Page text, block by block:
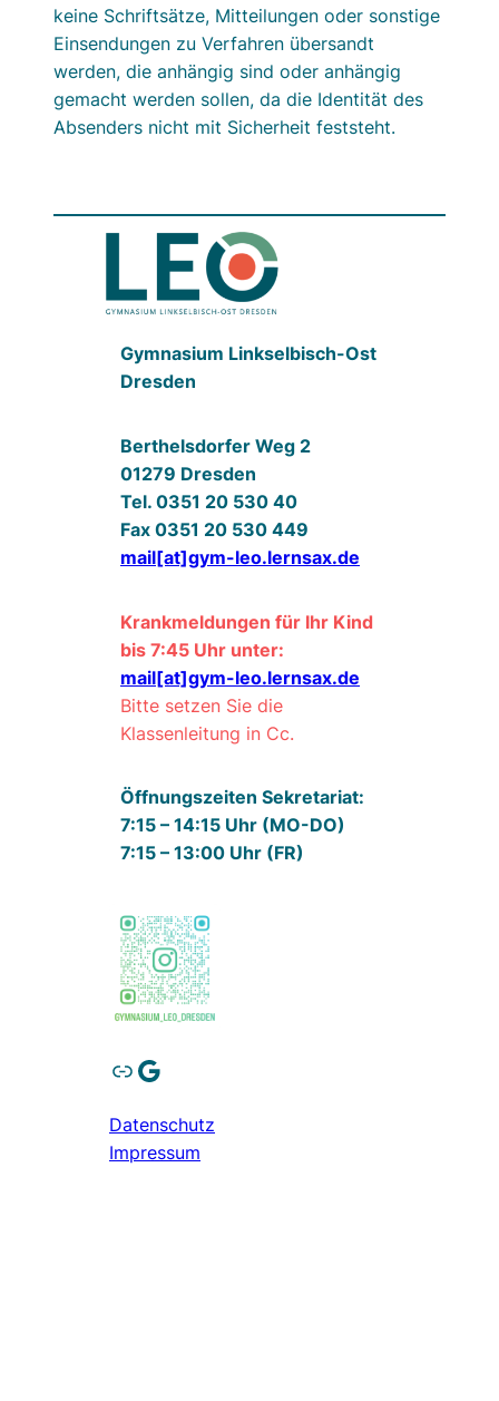
keine Schriftsätze, Mitteilungen oder sonstige
Einsendungen zu Verfahren übersandt
werden, die anhängig sind oder anhängig
gemacht werden sollen, da die Identität des
Absenders nicht mit Sicherheit feststeht.
Gymnasium Linkselbisch-Ost
Dresden
Berthelsdorfer Weg 2
01279 Dresden
Tel. 0351 20 530 40
Fax 0351 20 530 449
mail[at]gym-leo.lernsax.de
Krankmeldungen für Ihr Kind
bis 7:45 Uhr unter:
mail[at]gym-leo.lernsax.de
Bitte setzen Sie die
Klassenleitung in Cc.
Öffnungszeiten Sekretariat:
7:15 – 14:15 Uhr (MO-DO)
7:15 – 13:00 Uhr (FR)
Link Google
Datenschutz
Impressum